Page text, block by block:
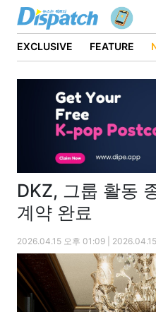
EXCLUSIVE FEATURE
DKZ, 그룹 활동
계약 완료
2026.04.15 오후 01:09 |